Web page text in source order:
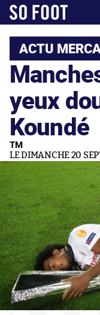
ACTU
yeux
Koundé
TM
LE DIMANCHE 20